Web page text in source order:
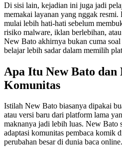
Di sisi lain, kejadian ini juga jadi
memakai layanan yang nggak resmi.
mulai lebih hati-hati sebelum
risiko malware, iklan berlebihan,
New Bato akhirnya bukan cuma
belajar lebih sadar dalam memilih
Apa Itu New Bato dan
Komunitas
Istilah New Bato biasanya dipakai
atau versi baru dari platform lama
maknanya jadi lebih luas. New Bato
adaptasi komunitas pembaca komik
perubahan besar di dunia baca online.